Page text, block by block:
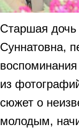
Старшая дочь
Суннатовна,
из
сюжет о
молодым,